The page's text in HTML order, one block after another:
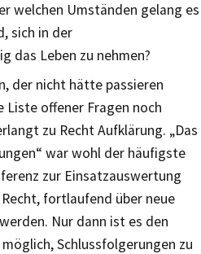
welchen Umständen gelang es
sich in der
das Leben zu nehmen?
der nicht hätte passieren
offener Fragen noch
zu Recht Aufklärung. „Das
war wohl der häufigste
zur Einsatzauswertung
fortlaufend über neue
Nur dann ist es den
Schlussfolgerungen zu